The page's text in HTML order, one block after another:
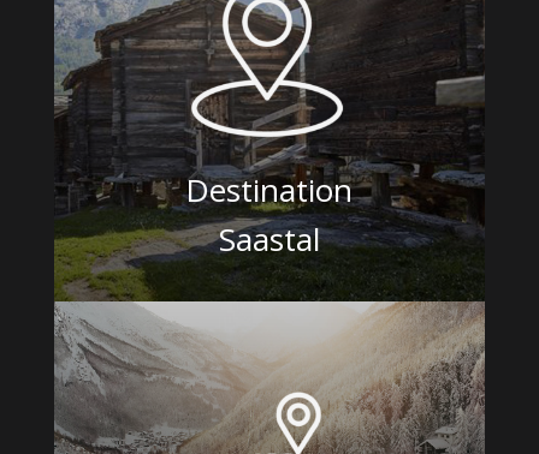
Destination
Saastal